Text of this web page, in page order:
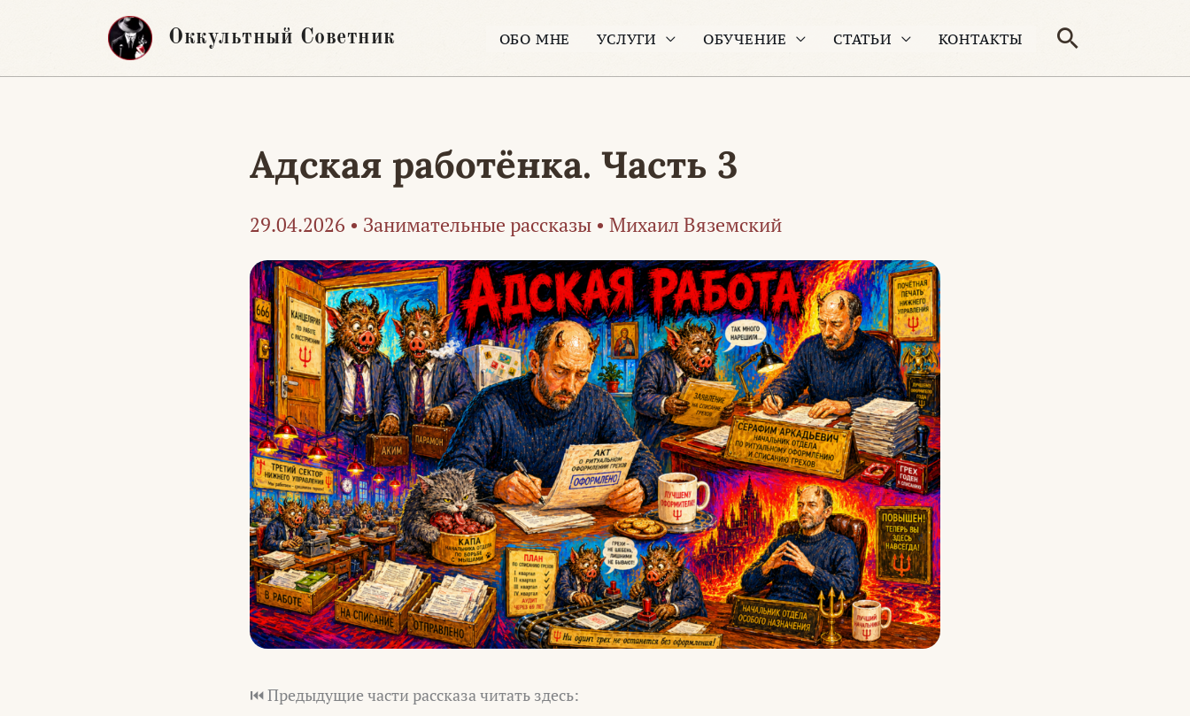
Оккультный Советник ОБО МНЕ УСЛУГИ ОБУЧЕНИЕ СТАТЬИ КОНТАКТЫ Поиск
Адская работёнка. Часть 3
29.04.2026 • Занимательные рассказы • Михаил Вяземский
⏮️ Предыдущие части рассказа читать здесь: